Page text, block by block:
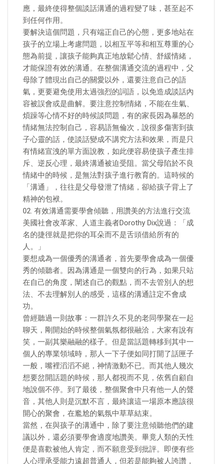
應，最終使得整個談話溝通的過程變了味，甚至起不
到任何作用。
要解決這個問題，只有端正自己的心態，更多地站在
孩子的立場上考慮問題，以相互平等和相互尊重的心
態為前提，讓孩子能夠真正地放鬆心情、舒緩情緒，
才能保證有效的溝通。在整個溝通交流的過程中，父
母除了體現出自己的關愛以外，還要注意自己的語
氣，更要避免使用太過強烈的詞語，以免造成談話內
容被誤會或是曲解。要注意控制情緒，不能在生氣、
煩躁等心情不好的時候談問題，有的家長因為暴怒的
情緒無法控制自己，容易語無倫次，說很多傷害到孩
子心靈的話，使談話變成不講究方法和效果，而是只
有情緒宣洩的單方面說教，如此便容易使孩子產生排
斥、逆反心理，最終溝通被迫受阻。當父母陷於不良
情緒中的時候，是無法對孩子進行教育的。這時候的
「溝通」，往往是父母發泄了情緒，卻給孩子背上了
精神的包袱。
02. 有效溝通需要學會傾聽，用讚美的方法進行交流
美國社會改革家、人道主義者Dorothy Dix說過：「成
名的捷徑就是把你的耳朵而不是舌頭借給所有的
人。」
要想成為一個優秀的溝通者，首先要學會成為一個優
秀的傾聽者。因為溝通是一個雙向的行為，如果只站
在自己的角度，闡述自己的觀點，而不去管別人的想
法、不去理解別人的感受，這樣的溝通註定不會成
功。
曾經聽過一則故事：一群許久不見的老同學聚在一起
聊天，剛開始的時候整個氣氛都很融洽，大家有說有
笑，一副其樂融融的樣子。但是當話題轉移到其中一
個人的專業領域時，那人一下子便如同打開了話匣子
一般，嘴裡滔滔不絕，神情激動不已。而其他人幾次
想要岔開話題的時候，那人都視而不見，依舊自顧自
地說個不停。到了最後，整個聚會中只有他一人的聲
音，其他人則是沉默不言，最終讓這一場原本應該很
開心的聚會，在尷尬的氣氛中草草結束。
當然，在與孩子的溝通中，除了要注意傾聽他們的建
議以外，還必須要學會適度地讚美。畢竟人類的天性
便是喜歡被他人肯定，而不願意受到批評。即便有些
人心理承受能力遠超普通人，但若是能夠被人誇讚，